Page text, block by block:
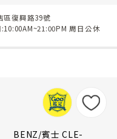
區復興路39號
周日公休
BENZ/賓士 CLE-